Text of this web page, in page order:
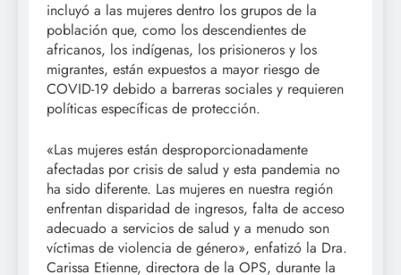
incluyó a las mujeres dentro los grupos de la
población que, como los descendientes de
africanos, los indígenas, los prisioneros y los
migrantes, están expuestos a mayor riesgo de
COVID-19 debido a barreras sociales y requieren
políticas específicas de protección.
«Las mujeres están desproporcionadamente
afectadas por crisis de salud y esta pandemia no
ha sido diferente. Las mujeres en nuestra región
enfrentan disparidad de ingresos, falta de acceso
adecuado a servicios de salud y a menudo son
víctimas de violencia de género», enfatizó la Dra.
Carissa Etienne, directora de la OPS, durante la